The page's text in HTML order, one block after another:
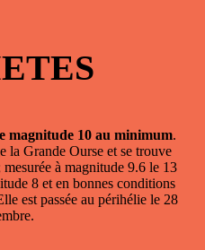
magnitude 10 au minimum.
la Grande Ourse et se trouve
à magnitude 9.6 le 13
8 et en bonnes conditions
est passée au périhélie le 28